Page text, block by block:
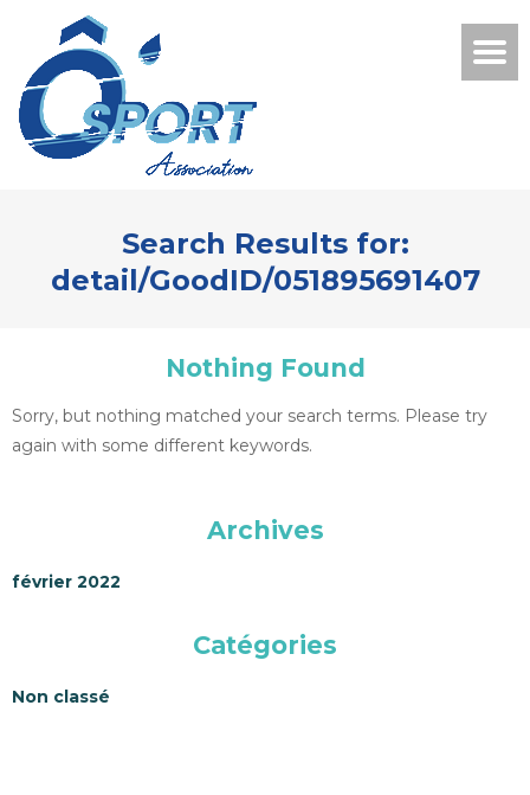
Search Results for:
detail/GoodID/051895691407
Nothing Found
Sorry, but nothing matched your search terms. Please try
again with some different keywords.
Archives
février 2022
Catégories
Non classé